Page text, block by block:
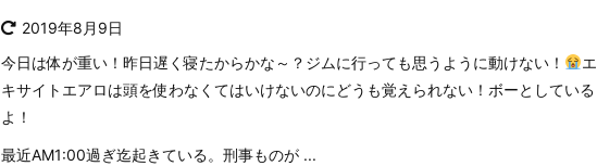
2019年8月9日
今日は体が重い！昨日遅く寝たからかな～？ジムに行っても思うように動けない！
エ
キサイトエアロは頭を使わなくてはいけないのにどうも覚えられない！ボーとしている
よ！
最近AM1:00過ぎ迄起きている。刑事ものが ...